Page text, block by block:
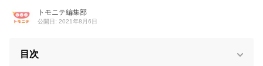
トモニテ編集部
公開日: 2021年8月6日
目次